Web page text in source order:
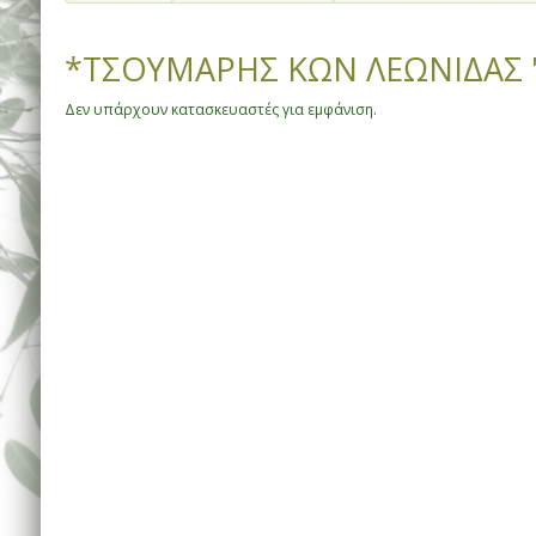
*ΤΣΟΥΜΑΡΗΣ ΚΩΝ ΛΕΩΝΙΔΑΣ
Δεν υπάρχουν κατασκευαστές για εμφάνιση.